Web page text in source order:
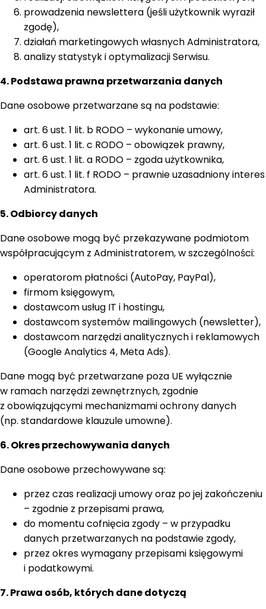
prowadzenia newslettera (jeśli użytkownik wyraził
zgodę),
działań marketingowych własnych Administratora,
analizy statystyk i optymalizacji Serwisu.
4. Podstawa prawna przetwarzania danych
Dane osobowe przetwarzane są na podstawie:
art. 6 ust. 1 lit. b RODO – wykonanie umowy,
art. 6 ust. 1 lit. c RODO – obowiązek prawny,
art. 6 ust. 1 lit. a RODO – zgoda użytkownika,
art. 6 ust. 1 lit. f RODO – prawnie uzasadniony interes
Administratora.
5. Odbiorcy danych
Dane osobowe mogą być przekazywane podmiotom
współpracującym z Administratorem, w szczególności:
operatorom płatności (AutoPay, PayPal),
firmom księgowym,
dostawcom usług IT i hostingu,
dostawcom systemów mailingowych (newsletter),
dostawcom narzędzi analitycznych i reklamowych
(Google Analytics 4, Meta Ads).
Dane mogą być przetwarzane poza UE wyłącznie
w ramach narzędzi zewnętrznych, zgodnie
z obowiązującymi mechanizmami ochrony danych
(np. standardowe klauzule umowne).
6. Okres przechowywania danych
Dane osobowe przechowywane są:
przez czas realizacji umowy oraz po jej zakończeniu
– zgodnie z przepisami prawa,
do momentu cofnięcia zgody – w przypadku
danych przetwarzanych na podstawie zgody,
przez okres wymagany przepisami księgowymi
i podatkowymi.
7. Prawa osób, których dane dotyczą